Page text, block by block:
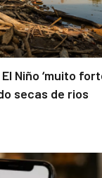
Niño ‘muito
secas de rios